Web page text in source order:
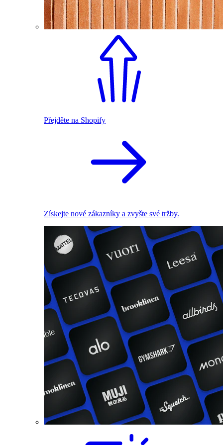
Přejděte na Shopify
Získejte nové zákazníky a zvyšte své tržby.